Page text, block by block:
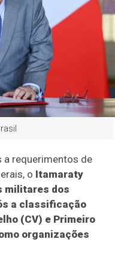
a requerimentos de
o Itamaraty
militares dos
a classificação
(CV) e Primeiro
organizações